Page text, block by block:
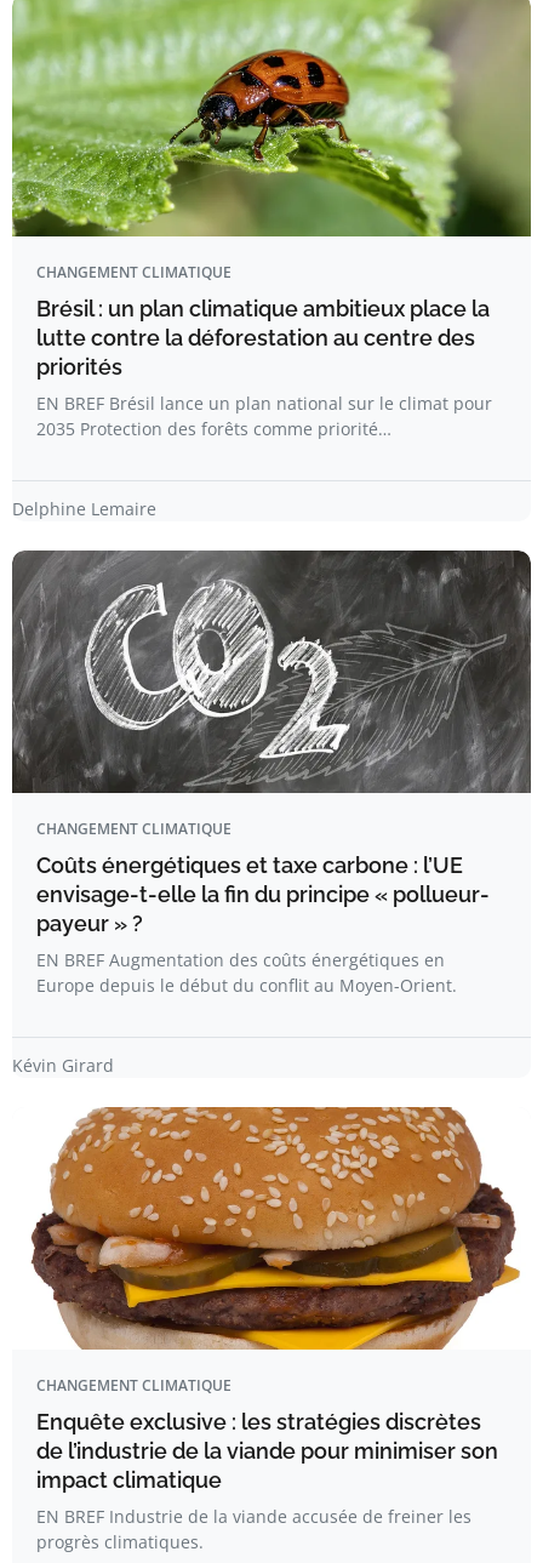
CHANGEMENT CLIMATIQUE
Brésil : un plan climatique ambitieux place la
lutte contre la déforestation au centre des
priorités
EN BREF Brésil lance un plan national sur le climat pour
2035 Protection des forêts comme priorité…
Delphine Lemaire
CHANGEMENT CLIMATIQUE
Coûts énergétiques et taxe carbone : l’UE
envisage-t-elle la fin du principe « pollueur-
payeur » ?
EN BREF Augmentation des coûts énergétiques en
Europe depuis le début du conflit au Moyen-Orient.
Kévin Girard
CHANGEMENT CLIMATIQUE
Enquête exclusive : les stratégies discrètes
de l’industrie de la viande pour minimiser son
impact climatique
EN BREF Industrie de la viande accusée de freiner les
progrès climatiques.